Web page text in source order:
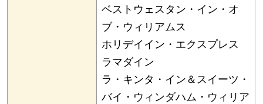
ベストウェスタン・イン・オ
ブ・ウィリアムス
ホリデイイン・エクスプレス
ラマダイン
ラ・キンタ・イン＆スイーツ・
バイ・ウィンダハム・ウィリア